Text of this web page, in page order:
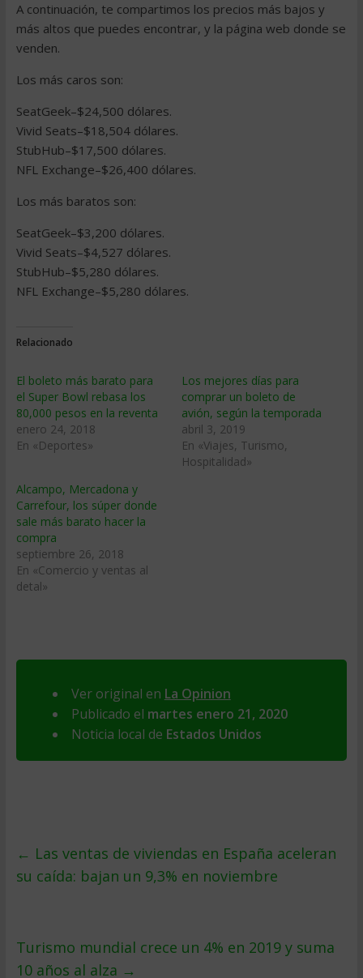
A continuación, te compartimos los precios más bajos y
más altos que puedes encontrar, y la página web donde se
venden.
Los más caros son:
SeatGeek–$24,500 dólares.
Vivid Seats–$18,504 dólares.
StubHub–$17,500 dólares.
NFL Exchange–$26,400 dólares.
Los más baratos son:
SeatGeek–$3,200 dólares.
Vivid Seats–$4,527 dólares.
StubHub–$5,280 dólares.
NFL Exchange–$5,280 dólares.
Relacionado
El boleto más barato para
el Super Bowl rebasa los
80,000 pesos en la reventa
enero 24, 2018
En «Deportes»
Los mejores días para
comprar un boleto de
avión, según la temporada
abril 3, 2019
En «Viajes, Turismo,
Hospitalidad»
Alcampo, Mercadona y
Carrefour, los súper donde
sale más barato hacer la
compra
septiembre 26, 2018
En «Comercio y ventas al
detal»
Ver original en La Opinion
Publicado el martes enero 21, 2020
Noticia local de Estados Unidos
← Las ventas de viviendas en España aceleran
su caída: bajan un 9,3% en noviembre
Turismo mundial crece un 4% en 2019 y suma
10 años al alza →